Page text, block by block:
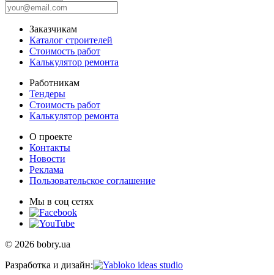
Заказчикам
Каталог строителей
Стоимость работ
Калькулятор ремонта
Работникам
Тендеры
Стоимость работ
Калькулятор ремонта
О проекте
Контакты
Новости
Реклама
Пользовательское соглашение
Мы в соц сетях
© 2026 bobry.ua
Разработка и дизайн: